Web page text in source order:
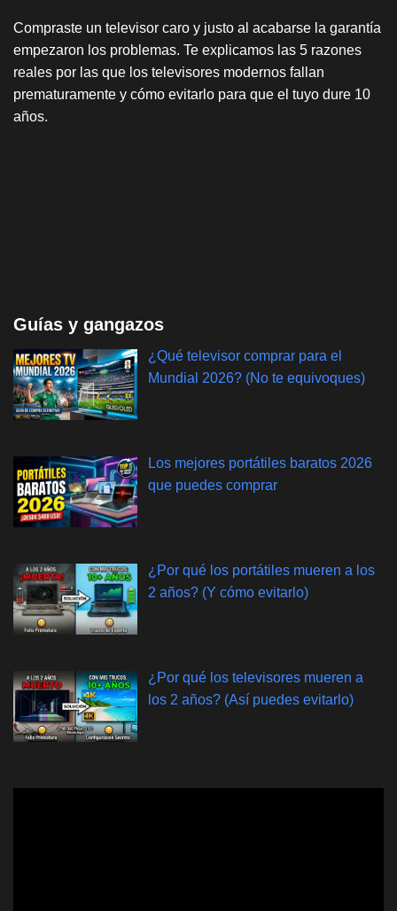
Compraste un televisor caro y justo al acabarse la garantía
empezaron los problemas. Te explicamos las 5 razones
reales por las que los televisores modernos fallan
prematuramente y cómo evitarlo para que el tuyo dure 10
años.
Guías y gangazos
¿Qué televisor comprar para el
Mundial 2026? (No te equivoques)
Los mejores portátiles baratos 2026
que puedes comprar
¿Por qué los portátiles mueren a los
2 años? (Y cómo evitarlo)
¿Por qué los televisores mueren a
los 2 años? (Así puedes evitarlo)